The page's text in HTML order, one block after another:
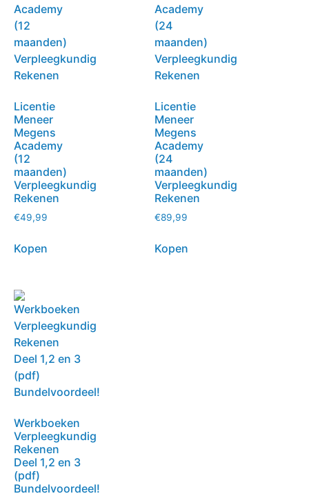
Licentie
Meneer
Megens
Academy
(12
maanden)
Verpleegkundig
Rekenen
€49,99
Kopen
Licentie
Meneer
Megens
Academy
(24
maanden)
Verpleegkundig
Rekenen
€89,99
Kopen
Werkboeken
Verpleegkundig
Rekenen
Deel 1,2 en 3
(pdf)
Bundelvoordeel!